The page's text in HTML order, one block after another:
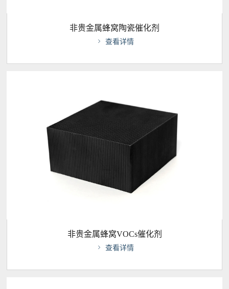
非贵金属蜂窝陶瓷催化剂
 查看详情
非贵金属蜂窝VOCs催化剂
 查看详情